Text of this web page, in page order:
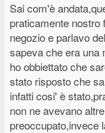
Sai com'è
praticamente nostro
negozio e parlavo
sapeva che era una
ho obbiettato che
stato risposto che
infatti cosi' è
non ne avevano
preoccupato,invece